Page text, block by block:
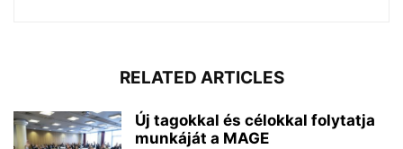
RELATED ARTICLES
Új tagokkal és célokkal folytatja
munkáját a MAGE